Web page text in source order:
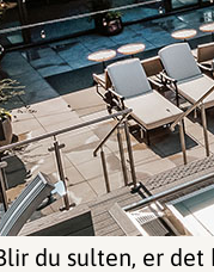
du sulten, er